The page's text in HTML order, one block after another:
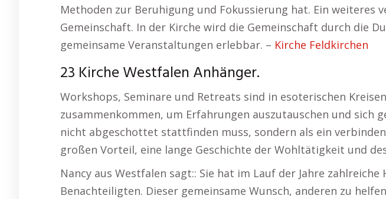
Methoden zur Beruhigung und Fokussierung hat. Ein weiteres
Gemeinschaft. In der Kirche wird die Gemeinschaft durch die
gemeinsame Veranstaltungen erlebbar. – Kirche Feldkirchen
23 Kirche Westfalen Anhänger.
Workshops, Seminare und Retreats sind in esoterischen
zusammenkommen, um Erfahrungen auszutauschen und sich
nicht abgeschottet stattfinden muss, sondern als ein
großen Vorteil, eine lange Geschichte der Wohltätigkeit und
Nancy aus Westfalen sagt:: Sie hat im Lauf der Jahre
Benachteiligten. Dieser gemeinsame Wunsch, anderen zu